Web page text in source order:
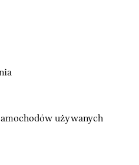
używanych